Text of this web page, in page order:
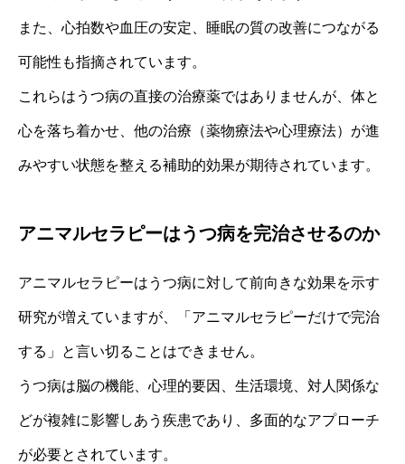
また、心拍数や血圧の安定、睡眠の質の改善につながる
可能性も指摘されています。
これらはうつ病の直接の治療薬ではありませんが、体と
心を落ち着かせ、他の治療（薬物療法や心理療法）が進
みやすい状態を整える補助的効果が期待されています。
アニマルセラピーはうつ病を完治させるのか
アニマルセラピーはうつ病に対して前向きな効果を示す
研究が増えていますが、「アニマルセラピーだけで完治
する」と言い切ることはできません。
うつ病は脳の機能、心理的要因、生活環境、対人関係な
どが複雑に影響しあう疾患であり、多面的なアプローチ
が必要とされています。